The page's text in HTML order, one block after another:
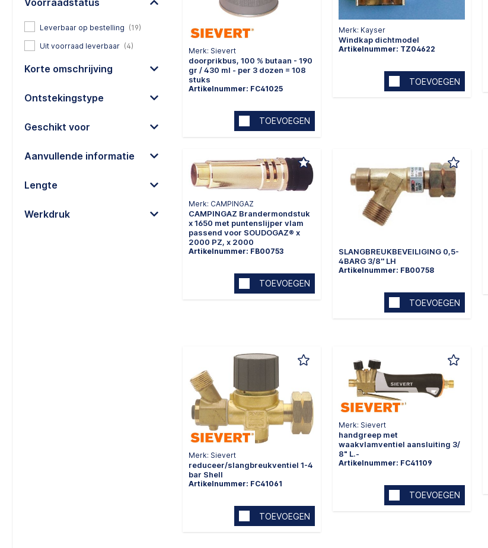
Leverbaar op bestelling (19)
Uit voorraad leverbaar (4)
Korte omschrijving
Ontstekingstype
Geschikt voor
Aanvullende informatie
Lengte
Werkdruk
Merk: Sievert
doorprikbus, 100 % butaan - 190
gr / 430 ml - per 3 dozen = 108
stuks
Artikelnummer: FC41025
TOEVOEGEN
Merk: Kayser
Windkap dichtmodel
Artikelnummer: TZ04622
TOEVOEGEN
Merk: CAMPINGAZ
CAMPINGAZ Brandermondstuk
x 1650 met puntenslijper vlam
passend voor SOUDOGAZ® x
2000 PZ, x 2000
Artikelnummer: FB00753
TOEVOEGEN
SLANGBREUKBEVEILIGING 0,5-
4BARG 3/8'' LH
Artikelnummer: FB00758
TOEVOEGEN
Merk: Sievert
reduceer/slangbreukventiel 1-4
bar Shell
Artikelnummer: FC41061
TOEVOEGEN
Merk: Sievert
handgreep met
waakvlamventiel aansluiting 3/
8" L.-
Artikelnummer: FC41109
TOEVOEGEN